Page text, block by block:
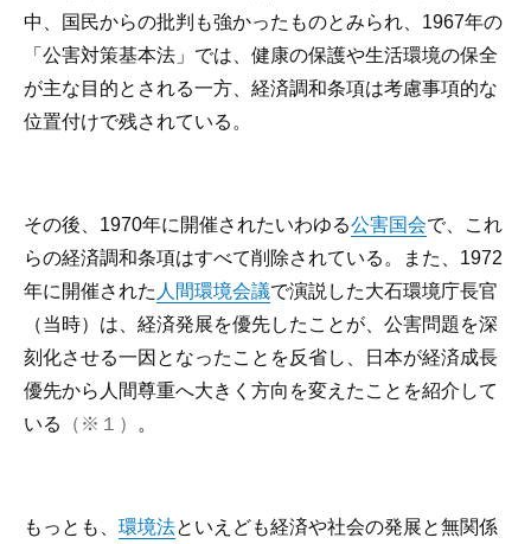
中、国民からの批判も強かったものとみられ、1967年の
「公害対策基本法」では、健康の保護や生活環境の保全
が主な目的とされる一方、経済調和条項は考慮事項的な
位置付けで残されている。
その後、1970年に開催されたいわゆる公害国会で、これ
らの経済調和条項はすべて削除されている。また、1972
年に開催された 人間環境会議で演説した大石環境庁長官
（当時）は、経済発展を優先したことが、公害問題を深
刻化させる一因となったことを反省し、日本が経済成長
優先から人間尊重へ大きく方向を変えたことを紹介して
いる
（※１） 。
もっとも、 環境法といえども経済や社会の発展と無関係